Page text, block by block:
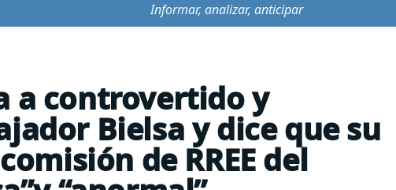
Informar, analizar, anticipar
a controvertido y
Bielsa y dice que su
de RREE del